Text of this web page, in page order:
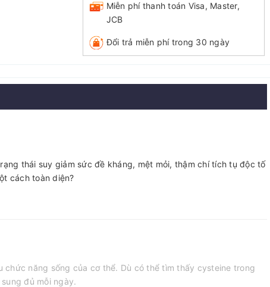
Miễn phí thanh toán Visa, Master,
JCB
Đổi trả miễn phí trong 30 ngày
thái suy giảm sức đề kháng, mệt mỏi, thậm chí tích tụ độc tố
cách toàn diện?
chức năng sống của cơ thể. Dù có thể tìm thấy cysteine trong
đủ mỗi ngày.